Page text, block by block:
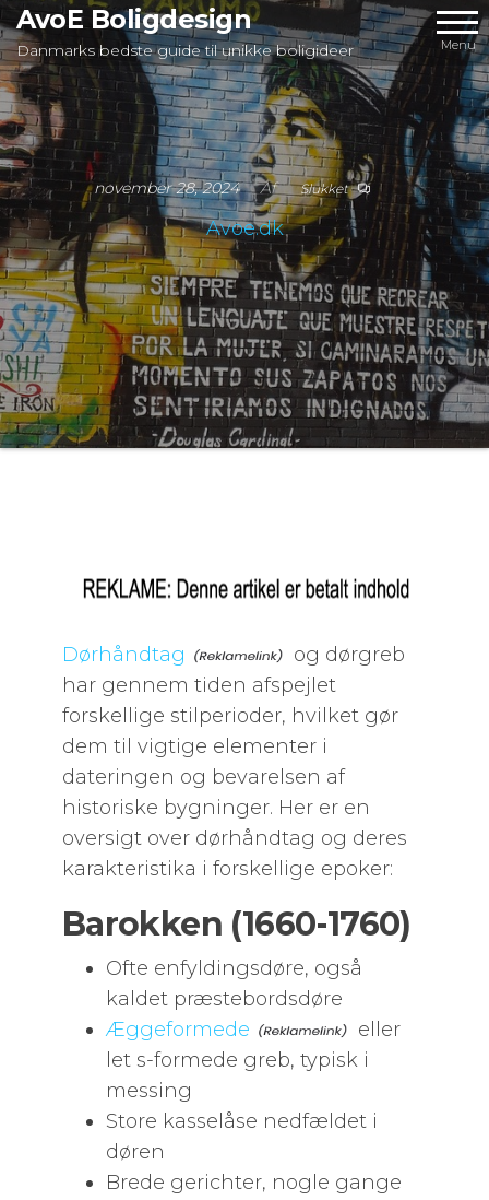
Videre
til
indhold
AvoE Boligdesign
Danmarks bedste guide til unikke boligideer Menu
november 28, 2024 Af Slukket
Avoe.dk
Dørhåndtag
og dørgreb
har gennem tiden afspejlet
forskellige stilperioder, hvilket gør
dem til vigtige elementer i
dateringen og bevarelsen af
historiske bygninger. Her er en
oversigt over dørhåndtag og deres
karakteristika i forskellige epoker:
Barokken (1660-1760)
Ofte enfyldingsdøre, også
kaldet præstebordsdøre
Æggeformede
eller
let s-formede greb, typisk i
messing
Store kasselåse nedfældet i
døren
Brede gerichter, nogle gange